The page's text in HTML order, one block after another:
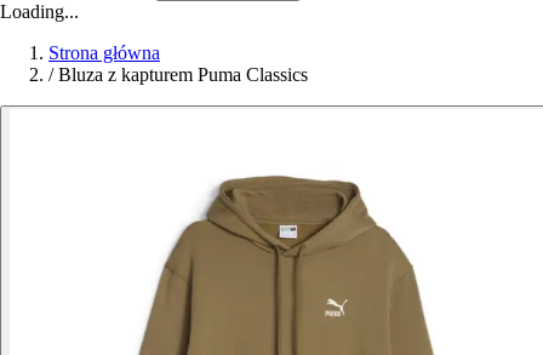
Loading...
Strona główna
/ Bluza z kapturem Puma Classics